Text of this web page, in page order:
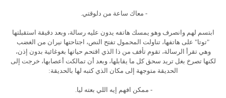
- معاك ساعة من دلوقتي.
ابتسم لهم وانصرف وهو يمسك هاتفه يدون عليه رسالة، وبعد دقيقة استقبلتها
"توتا" على هاتفها، تناولت المحمول تفتح النص، اجتاحتها نيران من الغضب
وهي تقرأ الرسالة، تقوم تأفف من ذا الذي اقتحم حياتها بغوغائية بدون إذن،
لكنها تصرخ بغل تريد سحق كل ما يقابلها، وبعد أن تمالكت أعصابها، خرجت إلى
الحديقة متوجهة إلى مكان الذي كتبه لها بالحديقة:
- ممكن افهم إيه اللي بعته ليا.